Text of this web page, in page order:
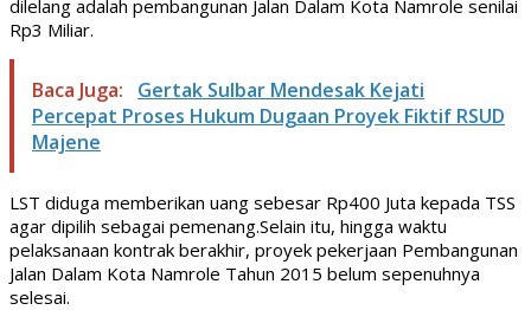
dilelang adalah pembangunan Jalan Dalam Kota Namrole senilai
Rp3 Miliar.
Baca Juga:
Gertak Sulbar Mendesak Kejati
Percepat Proses Hukum Dugaan Proyek Fiktif RSUD
Majene
LST diduga memberikan uang sebesar Rp400 Juta kepada TSS
agar dipilih sebagai pemenang.Selain itu, hingga waktu
pelaksanaan kontrak berakhir, proyek pekerjaan Pembangunan
Jalan Dalam Kota Namrole Tahun 2015 belum sepenuhnya
selesai.